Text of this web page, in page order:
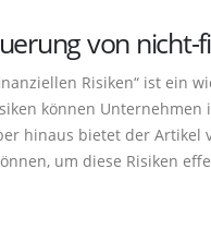
von nicht-
Risiken“ ist ein
können
hinaus bietet der Artikel
um diese Risiken